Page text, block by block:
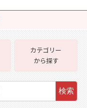
カテゴリー
から探す
検索